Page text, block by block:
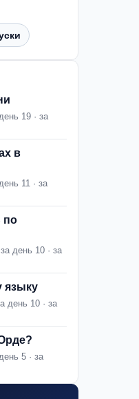
19 · за
в
11 · за
по
день 10 · за
языку
день 10 · за
5 · за